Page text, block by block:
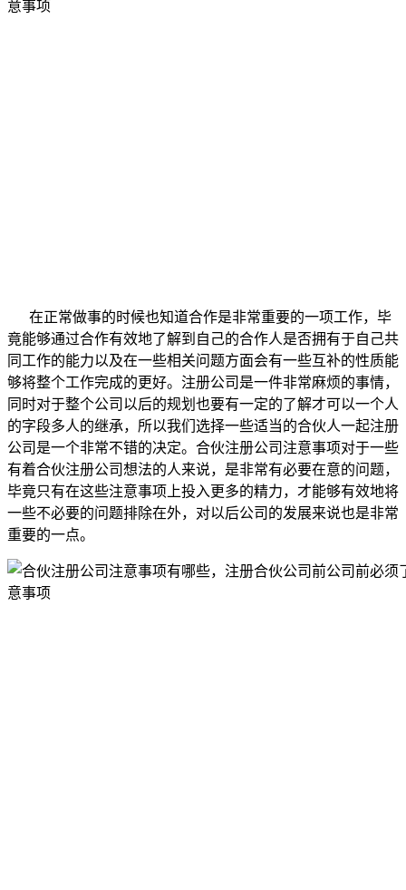
在正常做事的时候也知道合作是非常重要的一项工作，毕
竟能够通过合作有效地了解到自己的合作人是否拥有于自己共
同工作的能力以及在一些相关问题方面会有一些互补的性质能
够将整个工作完成的更好。注册公司是一件非常麻烦的事情，
同时对于整个公司以后的规划也要有一定的了解才可以一个人
的字段多人的继承，所以我们选择一些适当的合伙人一起注册
公司是一个非常不错的决定。合伙注册公司注意事项对于一些
有着合伙注册公司想法的人来说，是非常有必要在意的问题，
毕竟只有在这些注意事项上投入更多的精力，才能够有效地将
一些不必要的问题排除在外，对以后公司的发展来说也是非常
重要的一点。